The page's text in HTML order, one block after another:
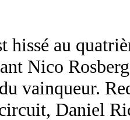
hissé au
Nico
vainqueur.
Daniel